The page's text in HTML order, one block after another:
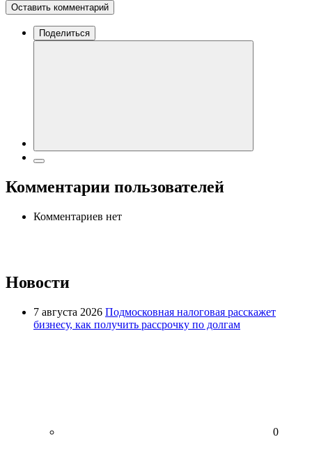
Оставить комментарий
Поделиться
Комментарии пользователей
Комментариев нет
Новости
7 августа 2026 Подмосковная налоговая расскажет
бизнесу, как получить рассрочку по долгам
0